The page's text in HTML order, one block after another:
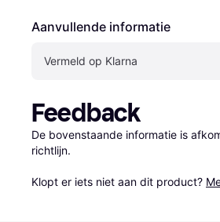
Aanvullende informatie
Vermeld op Klarna
Feedback
De bovenstaande informatie is
richtlijn.
Klopt er iets niet aan dit product?